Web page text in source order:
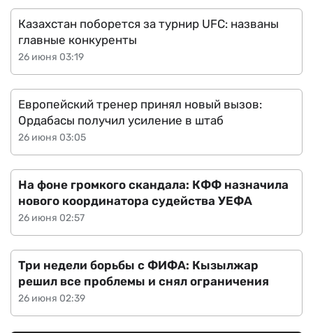
26 июня 03:19
Казахстан поборется за турнир UFC: названы
главные конкуренты
26 июня 03:05
Европейский тренер принял новый вызов:
Ордабасы получил усиление в штаб
26 июня 02:57
На фоне громкого скандала: КФФ назначила
нового координатора судейства УЕФА
26 июня 02:39
Три недели борьбы с ФИФА: Кызылжар
решил все проблемы и снял ограничения